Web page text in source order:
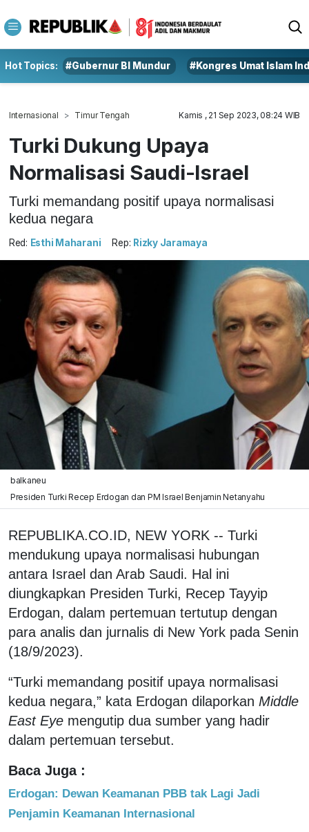
Hot Topics: #Gubernur BI Mundur #Kongres Umat Islam
Internasional Timur Tengah Kamis , 21 Sep 2023, 08:24 WIB
Turki Dukung Upaya
Normalisasi Saudi-Israel
Turki memandang positif upaya normalisasi
kedua negara
Red: Esthi Maharani Rep: Rizky Jaramaya
balkaneu
Presiden Turki Recep Erdogan dan PM Israel Benjamin Netanyahu
REPUBLIKA.CO.ID, NEW YORK -- Turki
mendukung upaya normalisasi hubungan
antara Israel dan Arab Saudi. Hal ini
diungkapkan Presiden Turki, Recep Tayyip
Erdogan, dalam pertemuan tertutup dengan
para analis dan jurnalis di New York pada Senin
(18/9/2023).
“Turki memandang positif upaya normalisasi
kedua negara,” kata Erdogan dilaporkan Middle
East Eye mengutip dua sumber yang hadir
dalam pertemuan tersebut.
Baca Juga :
Erdogan: Dewan Keamanan PBB tak Lagi Jadi
Penjamin Keamanan Internasional